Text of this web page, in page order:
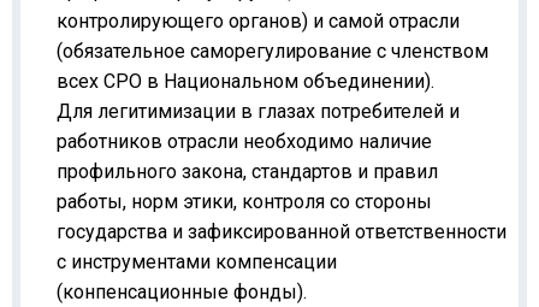
контролирующего органов) и самой отрасли
(обязательное саморегулирование с членством
всех СРО в Национальном объединении).
Для легитимизации в глазах потребителей и
работников отрасли необходимо наличие
профильного закона, стандартов и правил
работы, норм этики, контроля со стороны
государства и зафиксированной ответственности
с инструментами компенсации
(конпенсационные фонды).